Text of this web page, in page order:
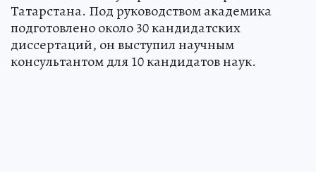
Татарстана. Под руководством академика
подготовлено около 30 кандидатских
диссертаций, он выступил научным
консультантом для 10 кандидатов наук.